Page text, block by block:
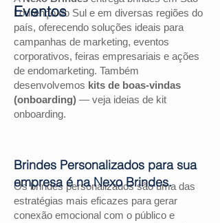
Lourenço do Sul e em diversas regiões do
país, oferecendo soluções ideais para
campanhas de marketing, eventos
corporativos, feiras empresariais e ações
de endomarketing. Também
desenvolvemos kits de boas-vindas
(onboarding) — veja ideias de kit
onboarding.
Os brindes personalizados são uma das
estratégias mais eficazes para gerar
conexão emocional com o público e
Eventos
Brindes Personalizados para sua
empresa é na Nexo Brindes.